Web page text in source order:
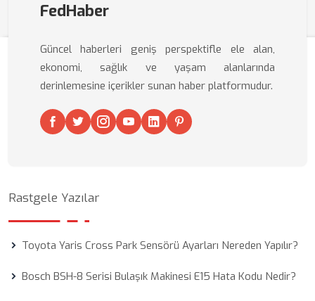
FedHaber
Güncel haberleri geniş perspektifle ele alan,
ekonomi, sağlık ve yaşam alanlarında
derinlemesine içerikler sunan haber platformudur.
Rastgele Yazılar
Toyota Yaris Cross Park Sensörü Ayarları Nereden Yapılır?
Bosch BSH-8 Serisi Bulaşık Makinesi E15 Hata Kodu Nedir?